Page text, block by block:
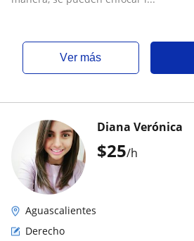
ver más
$25/h
Diana Verónica
Aguascalientes
Derecho